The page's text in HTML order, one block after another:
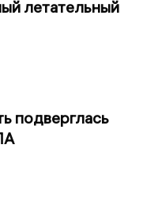
летательный
подверглась